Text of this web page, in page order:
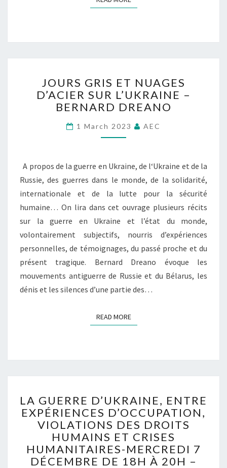
D
I
U
M
A
N
S
E
A
N
D
E
N
T
D
E
L
I
R
K
Y
M
B
U
T
K
E
O
U
R
G
R
S
T
N
U
A
E
S
D
’
C
E
R
L
U
K
R
A
I
N
E
JOURS GRIS ET NUAGES
D’ACIER SUR L’UKRAINE –
BERNARD DREANO
1 March 2023 AEC
A propos de la guerre en Ukraine, de l‘Ukraine et de la
Russie, des guerres dans le monde, de la solidarité,
internationale et de la lutte pour la sécurité
humaine… On lira dans cet ouvrage plusieurs récits
sur la guerre en Ukraine et l’état du monde,
volontairement subjectifs, nourris d’expériences
personnelles, de témoignages, du passé proche et du
présent tragique. Bernard Dreano évoque les
mouvements antiguerre de Russie et du Bélarus, les
dénis et les silences d’une partie des…
READ MOREREAD MORE
A
G
U
E
R
R
LA GUERRE D’UKRAINE, ENTRE
EXPÉRIENCES D’OCCUPATION,
VIOLATIONS DES DROITS
HUMAINS ET CRISES
HUMANITAIRES-MERCREDI 7
DÉCEMBRE DE 18H À 20H –